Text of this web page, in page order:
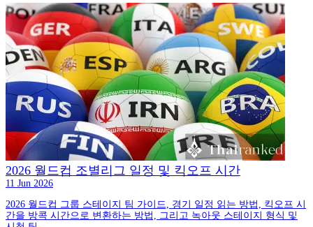
2026 월드컵 조별리그 일정 및 킥오프 시간
11 Jun 2026
2026 월드컵 그룹 스테이지 팀 가이드, 경기 일정 읽는 방법, 킥오프 시
간을 방콕 시간으로 변환하는 방법, 그리고 녹아웃 스테이지 형식 및